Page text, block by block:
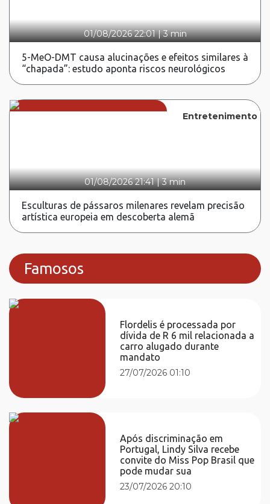
01/08/2026 22:01|3 min
5-MeO-DMT causa alucinações e efeitos similares à
“chapada”: estudo aponta riscos neurológicos
Entretenimento
01/08/2026 21:41|3 min
Esculturas de pássaros milenares revelam precisão
artística europeia em descoberta alemã
Famosos
Flordelis é processada por
dívida de R 6 mil relacionada a
carro alugado durante
mandato
27/07/2026 01:10
Após discriminação em
Portugal, Lindy Silva recebe
convite do Miss Pop Brasil que
pode mudar sua
23/07/2026 20:10